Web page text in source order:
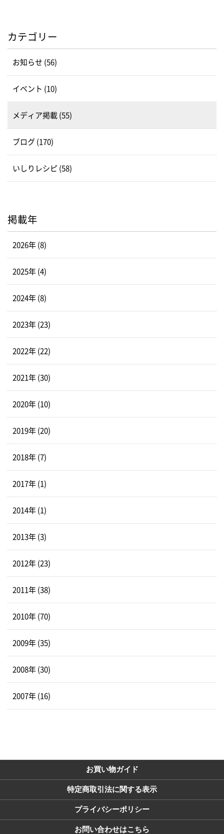
カテゴリー
お知らせ (56)
イベント (10)
メディア掲載 (55)
ブログ (170)
いしりレシピ (58)
掲載年
2026年 (8)
2025年 (4)
2024年 (8)
2023年 (23)
2022年 (22)
2021年 (30)
2020年 (10)
2019年 (20)
2018年 (7)
2017年 (1)
2014年 (1)
2013年 (3)
2012年 (23)
2011年 (38)
2010年 (70)
2009年 (35)
2008年 (30)
2007年 (16)
お買い物ガイド
特定商取引法に関する表示
プライバシーポリシー
お問い合わせはこちら